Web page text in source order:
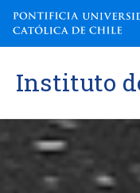
Skip
content
Instituto